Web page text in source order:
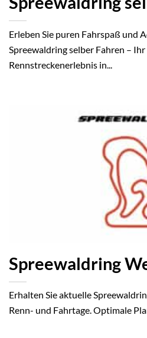
Erleben Sie puren Fahrspaß und
Spreewaldring selber Fahren –
Rennstreckenerlebnis in...
Spreewaldring
Erhalten Sie aktuelle
Renn- und Fahrtage. Optimale